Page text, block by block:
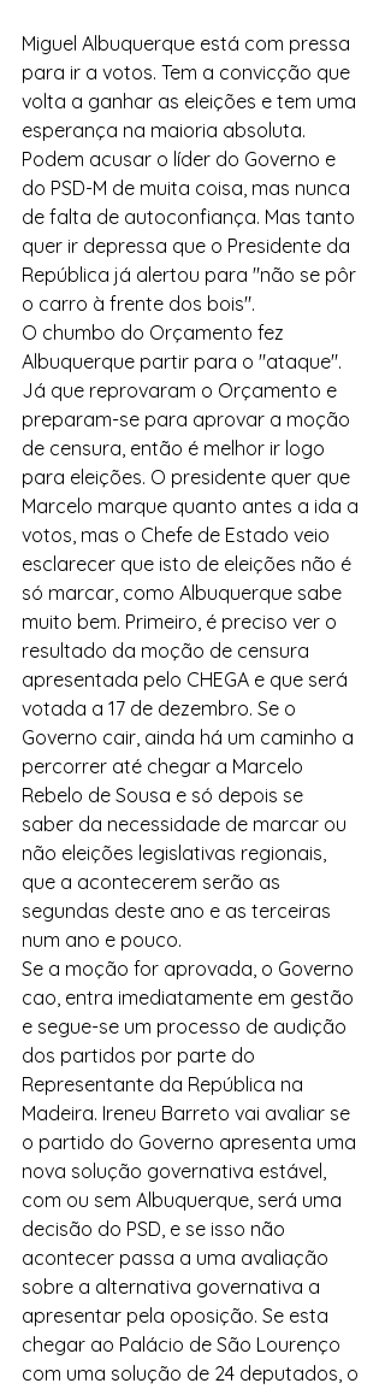
Miguel Albuquerque está com pressa
para ir a votos. Tem a convicção que
volta a ganhar as eleições e tem uma
esperança na maioria absoluta.
Podem acusar o líder do Governo e
do PSD-M de muita coisa, mas nunca
de falta de autoconfiança. Mas tanto
quer ir depressa que o Presidente da
República já alertou para "não se pôr
o carro à frente dos bois".
O chumbo do Orçamento fez
Albuquerque partir para o "ataque".
Já que reprovaram o Orçamento e
preparam-se para aprovar a moção
de censura, então é melhor ir logo
para eleições. O presidente quer que
Marcelo marque quanto antes a ida a
votos, mas o Chefe de Estado veio
esclarecer que isto de eleições não é
só marcar, como Albuquerque sabe
muito bem. Primeiro, é preciso ver o
resultado da moção de censura
apresentada pelo CHEGA e que será
votada a 17 de dezembro. Se o
Governo cair, ainda há um caminho a
percorrer até chegar a Marcelo
Rebelo de Sousa e só depois se
saber da necessidade de marcar ou
não eleições legislativas regionais,
que a acontecerem serão as
segundas deste ano e as terceiras
num ano e pouco.
Se a moção for aprovada, o Governo
cao, entra imediatamente em gestão
e segue-se um processo de audição
dos partidos por parte do
Representante da República na
Madeira. Ireneu Barreto vai avaliar se
o partido do Governo apresenta uma
nova solução governativa estável,
com ou sem Albuquerque, será uma
decisão do PSD, e se isso não
acontecer passa a uma avaliação
sobre a alternativa governativa a
apresentar pela oposição. Se esta
chegar ao Palácio de São Lourenço
com uma solução de 24 deputados, o